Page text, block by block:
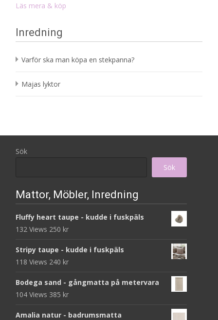
Läs mera & köp
Inredning
Varför ska man köpa en stekpanna?
Majas lyktor
Sök
Sök
Mattor, Möbler, Inredning
Fluffy heart taupe - kudde i fuskpäls
132 Views 250 kr
Stripy taupe - kudde i fuskpäls
118 Views 240 kr
Bodega sand - gångmatta på metervara
104 Views 385 kr
Amalia natur - badrumsmatta